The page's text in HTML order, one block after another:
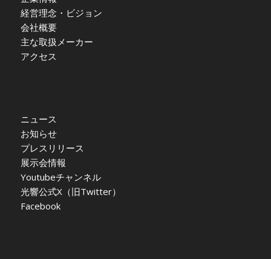
経営理念・ビジョン
会社概要
主な取扱メーカー
アクセス
ニュース
お知らせ
プレスリリース
展示会情報
Youtubeチャンネル
光響公式X（旧Twitter）
Facebook